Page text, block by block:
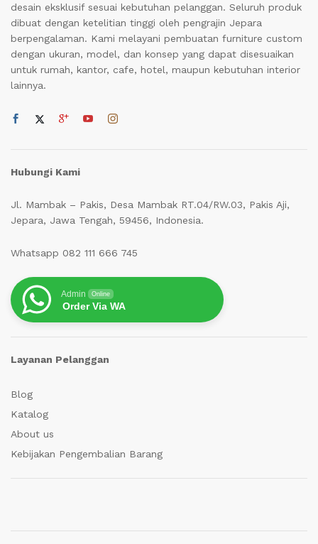
desain eksklusif sesuai kebutuhan pelanggan. Seluruh produk
dibuat dengan ketelitian tinggi oleh pengrajin Jepara
berpengalaman. Kami melayani pembuatan furniture custom
dengan ukuran, model, dan konsep yang dapat disesuaikan
untuk rumah, kantor, cafe, hotel, maupun kebutuhan interior
lainnya.
Hubungi Kami
Jl. Mambak – Pakis, Desa Mambak RT.04/RW.03, Pakis Aji,
Jepara, Jawa Tengah, 59456, Indonesia.
Whatsapp 082 111 666 745
Admin Online
Order Via WA
Layanan Pelanggan
Blog
Katalog
About us
Kebijakan Pengembalian Barang